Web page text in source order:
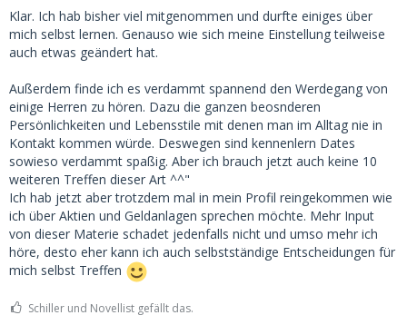
Klar. Ich hab bisher viel mitgenommen und durfte einiges über
mich selbst lernen. Genauso wie sich meine Einstellung teilweise
auch etwas geändert hat.
Außerdem finde ich es verdammt spannend den Werdegang von
einige Herren zu hören. Dazu die ganzen beosnderen
Persönlichkeiten und Lebensstile mit denen man im Alltag nie in
Kontakt kommen würde. Deswegen sind kennenlern Dates
sowieso verdammt spaßig. Aber ich brauch jetzt auch keine 10
weiteren Treffen dieser Art ^^"
Ich hab jetzt aber trotzdem mal in mein Profil reingekommen wie
ich über Aktien und Geldanlagen sprechen möchte. Mehr Input
von dieser Materie schadet jedenfalls nicht und umso mehr ich
höre, desto eher kann ich auch selbstständige Entscheidungen für
mich selbst Treffen
Schiller und Novellist gefällt das.